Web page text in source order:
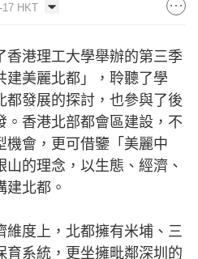
17 HKT
港理工大學舉辦的第三季
建美麗北都」，聆聽了學
都發展的探討，也參與了後
。香港北部都會區建設，不
機會，更可借鑒「美麗中
的理念，以生態、經濟、
建北都。
度上，北都擁有米埔、三
育系統，更坐擁毗鄰深圳的